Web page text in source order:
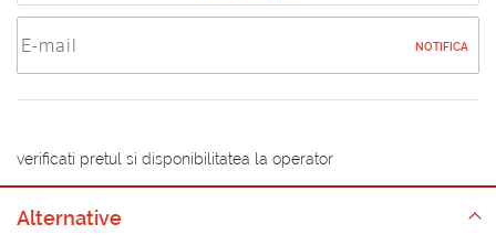
NOTIFICA
verificati pretul si disponibilitatea la operator
Alternative